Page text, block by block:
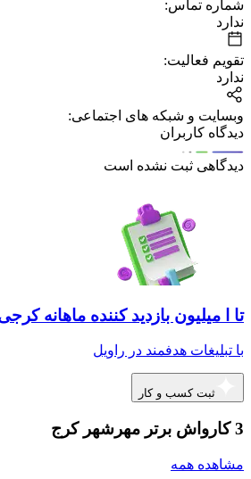
شماره تماس:
ندارد
تقویم فعالیت:
ندارد
وبسایت و شبکه های اجتماعی:
دیدگاه کاربران
دیدگاهی ثبت نشده است
تا ا میلیون بازدید کننده ماهانه
با تبلیغات هدفمند در راویل
ثبت کسب و کار
3 کارواش برتر مهرشهر کرج
مشاهده همه